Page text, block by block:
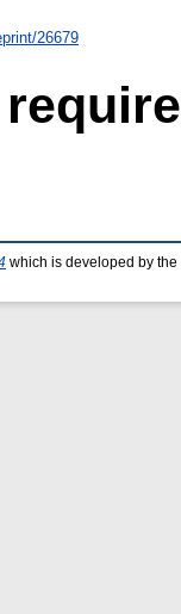
26679
which is developed by the